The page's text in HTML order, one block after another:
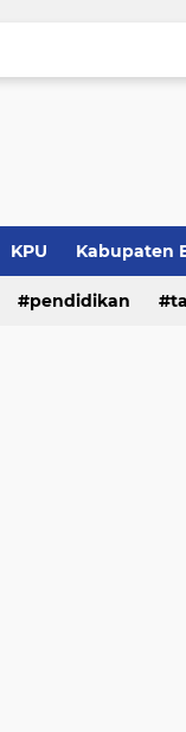
KPU Kabupaten
Polri peristiwa
pendidikan